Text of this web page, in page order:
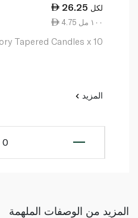
26.25 لكل
4.75 ١٠٠ مل
Tapered Candles x 10
المزيد
0
المزيد من الوصفات الملهمة